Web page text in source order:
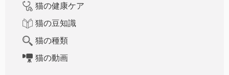
猫の健康ケア
猫の豆知識
猫の種類
猫の動画